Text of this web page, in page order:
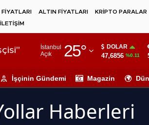
ALTIN FİYATLARI KRİPTO PARALAR
İLETİŞİM
İstanbul
Açık
25°
Adıyaman
Ağrı
Amasya
DOLAR
47,6856 %0.11
İşçinin Gündemi Magazin
Haberleri